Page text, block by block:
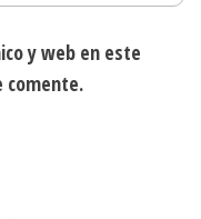
y web en este
comente.